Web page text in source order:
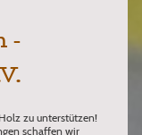
-
zu unterstützen!
schaffen wir